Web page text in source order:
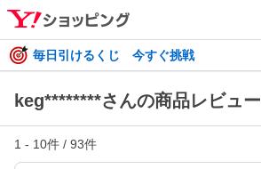
毎日引けるくじ 今すぐ挑戦
keg********さんの商品レビュー
1 - 10件 / 93件